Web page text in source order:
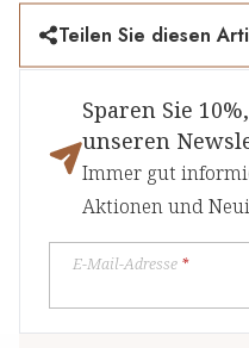
Teilen Sie diesen
Sparen Sie
unseren
Immer gut
Aktionen und
E-Mail-Adresse *